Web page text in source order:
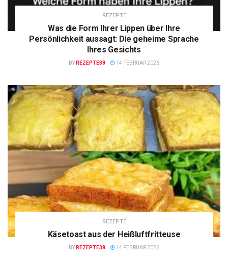
REZEPTE
Was die Form Ihrer Lippen über Ihre
Persönlichkeit aussagt: Die geheime Sprache
Ihres Gesichts
BY REZEPTE38 14 FEBRUAR 2026
REZEPTE
Käsetoast aus der Heißluftfritteuse
BY REZEPTE38 14 FEBRUAR 2026